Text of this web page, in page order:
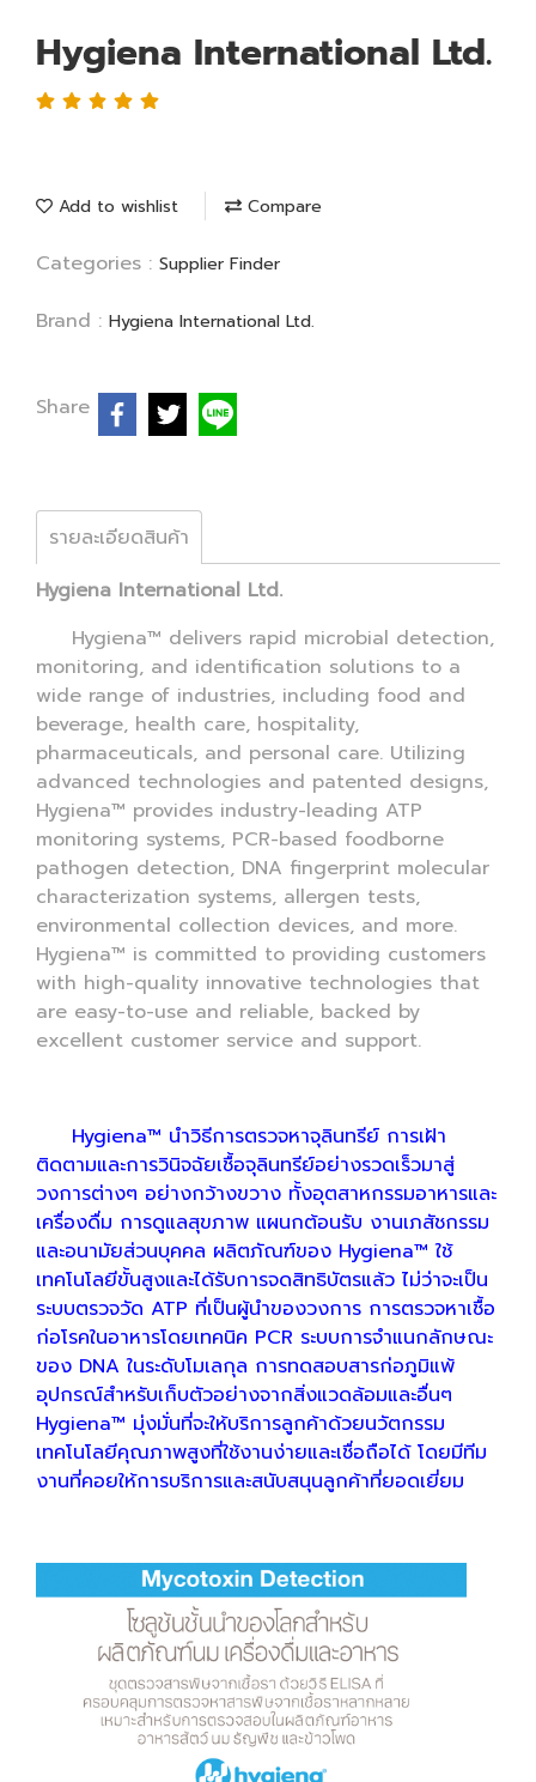
Hygiena International Ltd.
Add to wishlist Compare
Categories : Supplier Finder
Brand : Hygiena International Ltd.
Share
รายละเอียดสินค้า
Hygiena International Ltd.
Hygiena™ delivers rapid microbial detection,
monitoring, and identification solutions to a
wide range of industries, including food and
beverage, health care, hospitality,
pharmaceuticals, and personal care. Utilizing
advanced technologies and patented designs,
Hygiena™ provides industry-leading ATP
monitoring systems, PCR-based foodborne
pathogen detection, DNA fingerprint molecular
characterization systems, allergen tests,
environmental collection devices, and more.
Hygiena™ is committed to providing customers
with high-quality innovative technologies that
are easy-to-use and reliable, backed by
excellent customer service and support.
Hygiena™ นำวิธีการตรวจหาจุลินทรีย์ การเฝ้า
ติดตามและการวินิจฉัยเชื้อจุลินทรีย์อย่างรวดเร็วมาสู่
วงการต่างๆ อย่างกว้างขวาง ทั้งอุตสาหกรรมอาหารและ
เครื่องดื่ม การดูแลสุขภาพ แผนกต้อนรับ งานเภสัชกรรม
และอนามัยส่วนบุคคล ผลิตภัณฑ์ของ Hygiena™ ใช้
เทคโนโลยีขั้นสูงและได้รับการจดสิทธิบัตรแล้ว ไม่ว่าจะเป็น
ระบบตรวจวัด ATP ที่เป็นผู้นำของวงการ การตรวจหาเชื้อ
ก่อโรคในอาหารโดยเทคนิค PCR ระบบการจำแนกลักษณะ
ของ DNA ในระดับโมเลกุล การทดสอบสารก่อภูมิแพ้
อุปกรณ์สำหรับเก็บตัวอย่างจากสิ่งแวดล้อมและอื่นๆ
Hygiena™ มุ่งมั่นที่จะให้บริการลูกค้าด้วยนวัตกรรม
เทคโนโลยีคุณภาพสูงที่ใช้งานง่ายและเชื่อถือได้ โดยมีทีม
งานที่คอยให้การบริการและสนับสนุนลูกค้าที่ยอดเยี่ยม